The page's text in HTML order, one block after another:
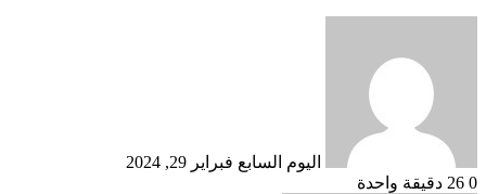
اليوم السابع فبراير 29, 2024
0
دقيقة واحدة